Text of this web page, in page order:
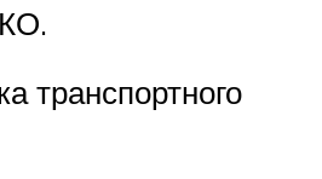
транспортного